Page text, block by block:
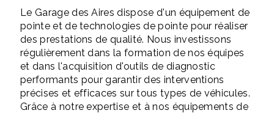
Le Garage des Aires dispose d'un équipement de
pointe et de technologies de pointe pour réaliser
des prestations de qualité. Nous investissons
régulièrement dans la formation de nos équipes
et dans l'acquisition d'outils de diagnostic
performants pour garantir des interventions
précises et efficaces sur tous types de véhicules.
Grâce à notre expertise et à nos équipements de